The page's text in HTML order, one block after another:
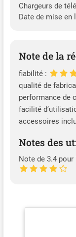
Chargeurs de
Date de mise en
Note de la
fiabilité :
qualité de
performance de
facilité
accessoires
Notes des
Note de 3.4